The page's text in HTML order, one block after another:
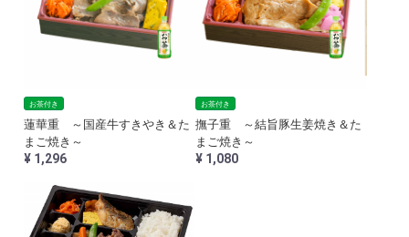
お茶付き
撫子重 ～結旨豚生姜焼き＆た
まご焼き～
¥ 1,080
お茶付き
蓮華重 ～国産牛すきやき＆た
まご焼き～
¥ 1,296